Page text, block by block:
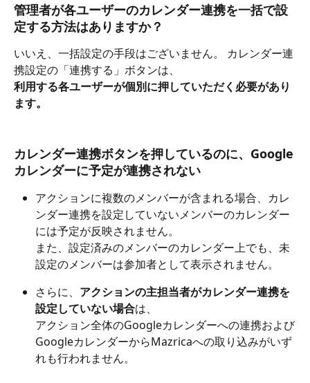
管理者が各ユーザーのカレンダー連携を一括で設
定する方法はありますか？
いいえ、一括設定の手段はございません。 カレンダー連
携設定の「連携する」ボタンは、
利用する各ユーザーが個別に押していただく必要があり
ます。
カレンダー連携ボタンを押しているのに、Google
カレンダーに予定が連携されない
アクションに複数のメンバーが含まれる場合、カレ
ンダー連携を設定していないメンバーのカレンダー
には予定が反映されません。
また、設定済みのメンバーのカレンダー上でも、未
設定のメンバーは参加者として表示されません。
さらに、 アクションの主担当者がカレンダー連携を
設定していない場合は、
アクション全体のGoogleカレンダーへの連携および
GoogleカレンダーからMazricaへの取り込みがいず
れも行われません。